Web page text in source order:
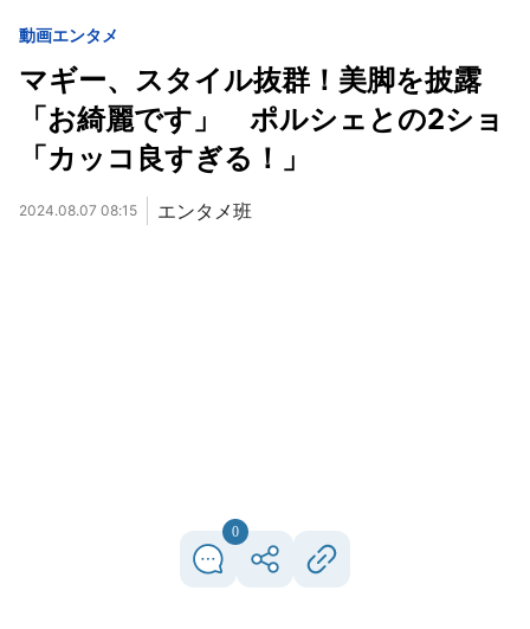
動画エンタメ
マギー、スタイル抜群！美脚を披露
「お綺麗です」 ポルシェとの2ショ
「カッコ良すぎる！」
2024.08.07 08:15 エンタメ班
0